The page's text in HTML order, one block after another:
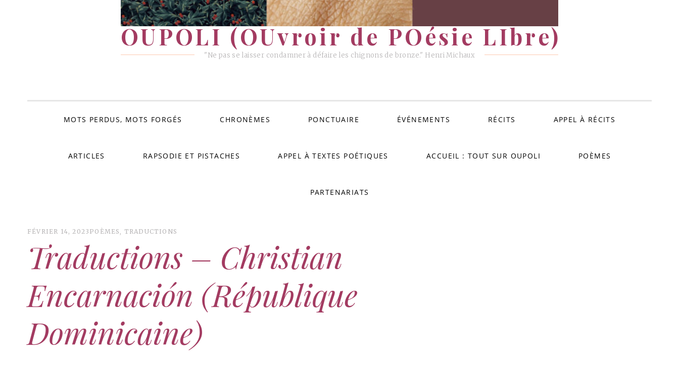
OUPOLI (OUvroir de POésie LIbre)
"Ne pas se laisser condamner à défaire les chignons de bronze." Henri Michaux
MOTS PERDUS, MOTS FORGÉS CHRONÈMES PONCTUAIRE ÉVÉNEMENTS RÉCITS APPEL À RÉCITS
ARTICLES RAPSODIE ET PISTACHES APPEL À TEXTES POÉTIQUES ACCUEIL : TOUT SUR OUPOLI POÈMES
PARTENARIATS
FÉVRIER 14, 2023 POÈMES TRADUCTIONS
Traductions – Christian
Encarnación (République
Dominicaine)